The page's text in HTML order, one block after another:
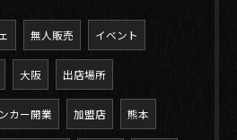
無人販売 イベント
大阪 出店場所
カー開業 加盟店 熊本